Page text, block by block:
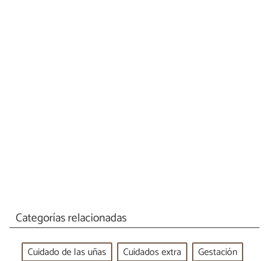
Categorías relacionadas
Cuidado de las uñas Cuidados extra
Gestación